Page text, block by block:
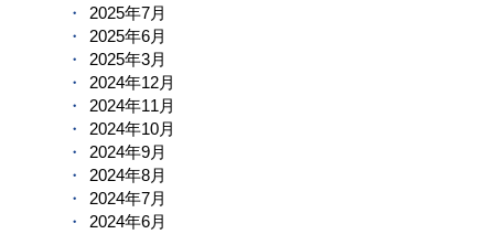
2025年7月
2025年6月
2025年3月
2024年12月
2024年11月
2024年10月
2024年9月
2024年8月
2024年7月
2024年6月